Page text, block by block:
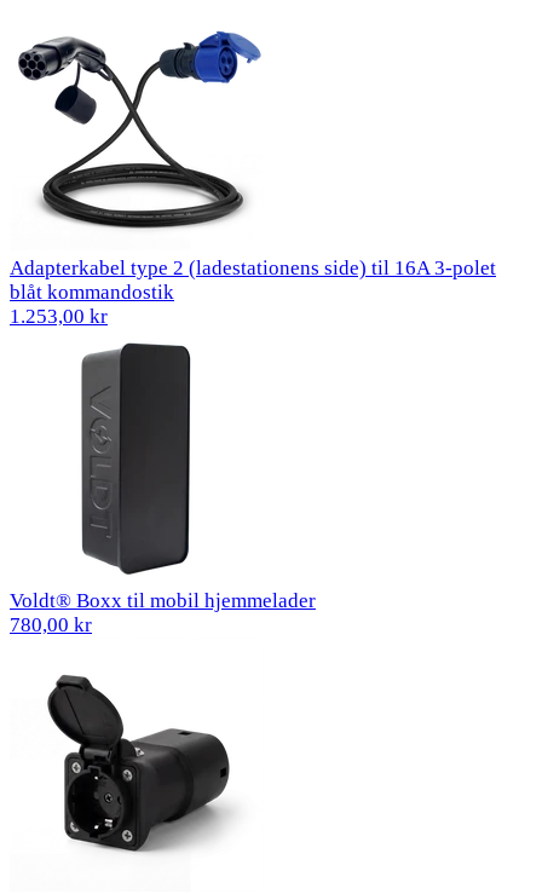
Adapterkabel type 2 (ladestationens side) til 16A 3-polet
blåt kommandostik
1.253,00 kr
Voldt® Boxx til mobil hjemmelader
780,00 kr